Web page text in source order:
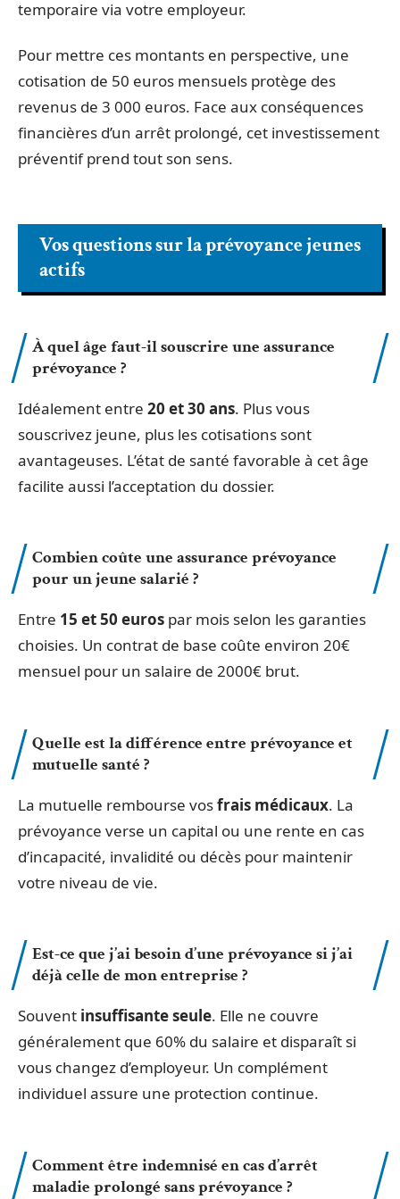
temporaire via votre employeur.
Pour mettre ces montants en perspective, une
cotisation de 50 euros mensuels protège des
revenus de 3 000 euros. Face aux conséquences
financières d’un arrêt prolongé, cet investissement
préventif prend tout son sens.
Vos questions sur la prévoyance jeunes
actifs
À quel âge faut-il souscrire une assurance
prévoyance ?
Idéalement entre 20 et 30 ans. Plus vous
souscrivez jeune, plus les cotisations sont
avantageuses. L’état de santé favorable à cet âge
facilite aussi l’acceptation du dossier.
Combien coûte une assurance prévoyance
pour un jeune salarié ?
Entre 15 et 50 euros par mois selon les garanties
choisies. Un contrat de base coûte environ 20€
mensuel pour un salaire de 2000€ brut.
Quelle est la différence entre prévoyance et
mutuelle santé ?
La mutuelle rembourse vosfrais médicaux. La
prévoyance verse un capital ou une rente en cas
d’incapacité, invalidité ou décès pour maintenir
votre niveau de vie.
Est-ce que j’ai besoin d’une prévoyance si j’ai
déjà celle de mon entreprise ?
Souvent insuffisante seule. Elle ne couvre
généralement que 60% du salaire et disparaît si
vous changez d’employeur. Un complément
individuel assure une protection continue.
Comment être indemnisé en cas d’arrêt
maladie prolongé sans prévoyance ?